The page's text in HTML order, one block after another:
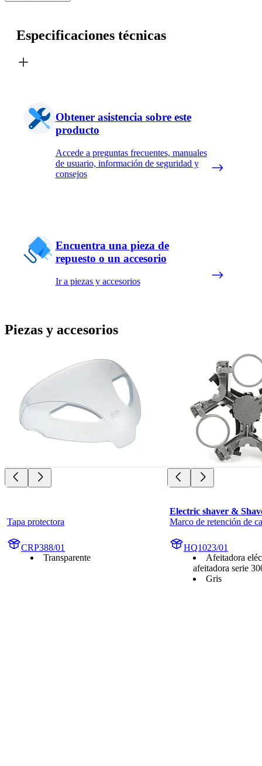
Especificaciones técnicas
Obtener asistencia sobre este
producto
Accede a preguntas frecuentes, manuales
de usuario, información de seguridad y
consejos
Encuentra una pieza de
repuesto o un accesorio
Ir a piezas y accesorios
Piezas y accesorios
Tapa protectora
CRP388/01
Transparente
Electric shaver &
Marco de retención de
HQ1023/01
Afeitadora
afeitadora serie
Gris